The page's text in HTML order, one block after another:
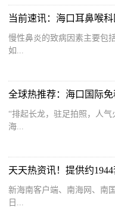
当前速讯：海口耳鼻喉
慢性鼻炎的致病因素主要包
如...
“排起长龙，驻足拍照，人
海...
新海南客户端、南海网、南
日...